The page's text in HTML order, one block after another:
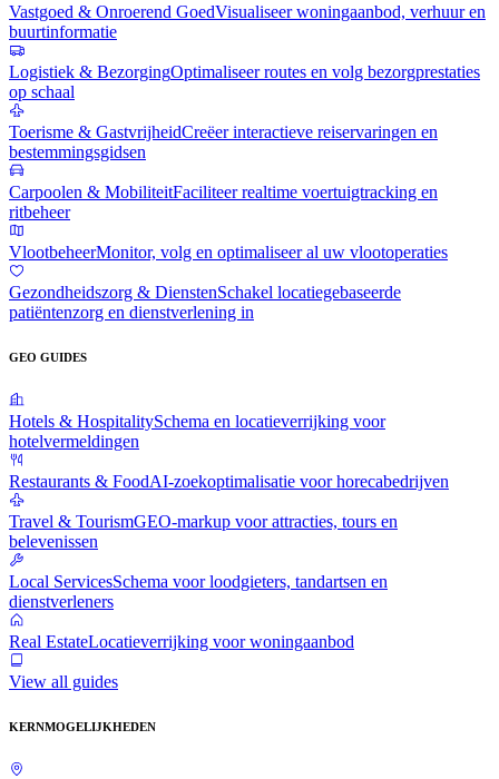
Vastgoed & Onroerend GoedVisualiseer woningaanbod, verhuur en
buurtinformatie
Logistiek & BezorgingOptimaliseer routes en volg bezorgprestaties
op schaal
Toerisme & GastvrijheidCreëer interactieve reiservaringen en
bestemmingsgidsen
Carpoolen & MobiliteitFaciliteer realtime voertuigtracking en
ritbeheer
VlootbeheerMonitor, volg en optimaliseer al uw vlootoperaties
Gezondheidszorg & DienstenSchakel locatiegebaseerde
patiëntenzorg en dienstverlening in
GEO GUIDES
Hotels & HospitalitySchema en locatieverrijking voor
hotelvermeldingen
Restaurants & FoodAI-zoekoptimalisatie voor horecabedrijven
Travel & TourismGEO-markup voor attracties, tours en
belevenissen
Local ServicesSchema voor loodgieters, tandartsen en
dienstverleners
Real EstateLocatieverrijking voor woningaanbod
View all guides
KERNMOGELIJKHEDEN